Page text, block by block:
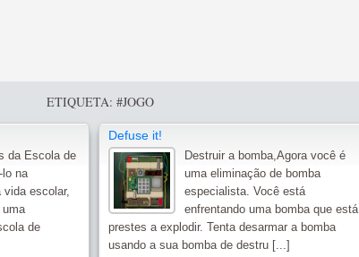
ETIQUETA: #JOGO
da Escola de
lo na
vida escolar,
de
Defuse it!
Destruir a bomba,Agora você é
uma eliminação de bomba
especialista. Você está
enfrentando uma bomba que está
prestes a explodir. Tenta desarmar a bomba
usando a sua bomba de destru [...]